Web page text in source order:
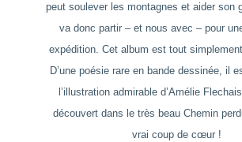
peut soulever les montagnes et aider son
va donc partir – et nous avec – pour
expédition. Cet album est tout
D’une poésie rare en bande dessinée, il
l’illustration admirable d’Amélie
découvert dans le très beauChemin
vrai coup de cœur !